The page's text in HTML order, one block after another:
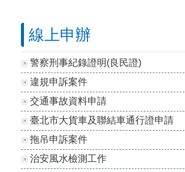
線上申辦
警察刑事紀錄證明(良民證)
違規申訴案件
交通事故資料申請
臺北市大貨車及聯結車通行證申請
拖吊申訴案件
治安風水檢測工作